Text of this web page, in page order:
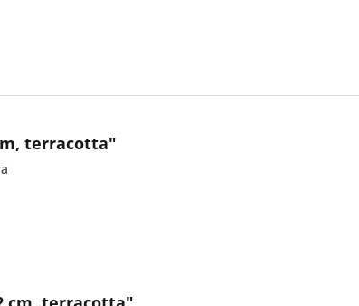
terracotta"